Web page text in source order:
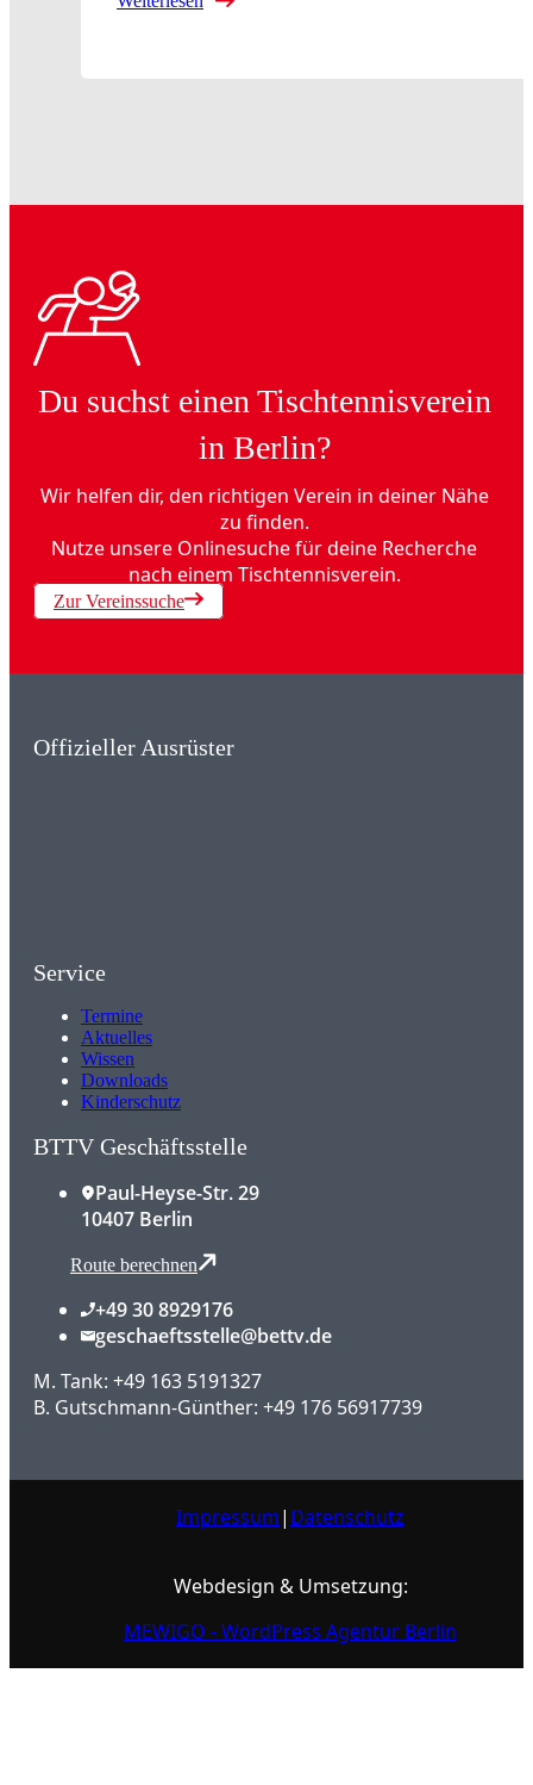
Du suchst einen Tischtennisverein
in Berlin?
Wir helfen dir, den richtigen Verein in deiner Nähe
zu finden.
Nutze unsere Onlinesuche für deine Recherche
nach einem Tischtennisverein.
Zur Vereinssuche
Offizieller Ausrüster
Service
Termine
Aktuelles
Wissen
Downloads
Kinderschutz
BTTV Geschäftsstelle
Paul-Heyse-Str. 29
10407 Berlin
Route berechnen
+49 30 8929176
geschaeftsstelle@bettv.de
M. Tank: +49 163 5191327
B. Gutschmann-Günther: +49 176 56917739
Impressum| Datenschutz
Webdesign & Umsetzung:
MEWIGO - WordPress Agentur Berlin